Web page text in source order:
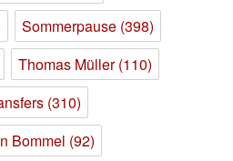
Sommerpause (398)
Thomas Müller(110)
(310)
Bommel (92)